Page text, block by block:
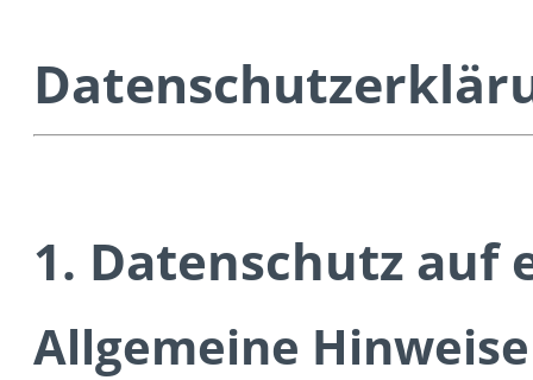
1. Datenschutz auf
Allgemeine Hinweise